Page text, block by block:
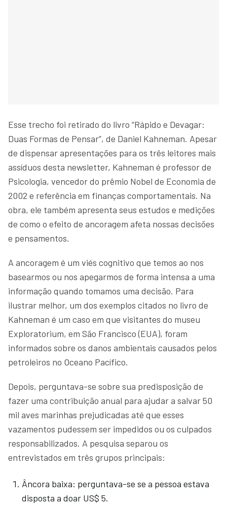
Esse trecho foi retirado do livro “Rápido e Devagar:
Duas Formas de Pensar”, de Daniel Kahneman. Apesar
de dispensar apresentações para os três leitores mais
assíduos desta newsletter, Kahneman é professor de
Psicologia, vencedor do prêmio Nobel de Economia de
2002 e referência em finanças comportamentais. Na
obra, ele também apresenta seus estudos e medições
de como o efeito de ancoragem afeta nossas decisões
e pensamentos.
A ancoragem é um viés cognitivo que temos ao nos
basearmos ou nos apegarmos de forma intensa a uma
informação quando tomamos uma decisão. Para
ilustrar melhor, um dos exemplos citados no livro de
Kahneman é um caso em que visitantes do museu
Exploratorium, em São Francisco (EUA), foram
informados sobre os danos ambientais causados pelos
petroleiros no Oceano Pacífico.
Depois, perguntava-se sobre sua predisposição de
fazer uma contribuição anual para ajudar a salvar 50
mil aves marinhas prejudicadas até que esses
vazamentos pudessem ser impedidos ou os culpados
responsabilizados. A pesquisa separou os
entrevistados em três grupos principais:
Âncora baixa: perguntava-se se a pessoa estava
disposta a doar US$ 5.